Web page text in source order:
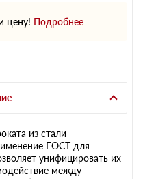
цену! Подробнее
из стали
ГОСТ для
унифицировать их
между